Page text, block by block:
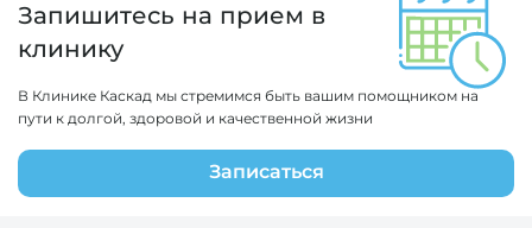
Запишитесь на прием в
клинику
В Клинике Каскад мы стремимся быть вашим помощником на
пути к долгой, здоровой и качественной жизни
Записаться